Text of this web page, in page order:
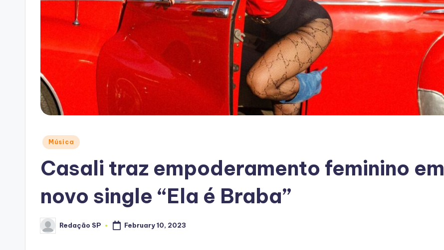
Posted
Música
Casali traz empoderamento feminino em
novo single “Ela é Braba”
Posted
by
Redação SP February 10, 2023